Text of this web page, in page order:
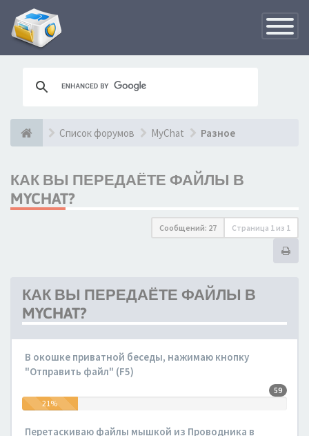
Список форумов MyChat Разное
КАК ВЫ ПЕРЕДАЁТЕ ФАЙЛЫ В
MYCHAT?
Сообщений: 27 Страница 1 из 1
КАК ВЫ ПЕРЕДАЁТЕ ФАЙЛЫ В
MYCHAT?
В окошке приватной беседы, нажимаю кнопку
"Отправить файл" (F5)
59
21%
Перетаскиваю файлы мышкой из Проводника в